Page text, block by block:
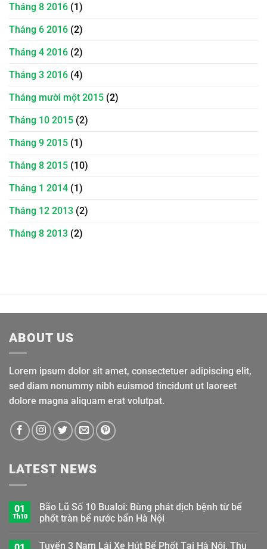
Tháng 8 2016 (1)
Tháng 6 2016 (2)
Tháng 4 2016 (2)
Tháng 3 2016 (4)
Tháng mười một 2015 (2)
Tháng 10 2015 (2)
Tháng 9 2015 (1)
Tháng 8 2015 (10)
Tháng 1 2014 (1)
Tháng 12 2013 (2)
Tháng 8 2013 (2)
ABOUT US
Lorem ipsum dolor sit amet, consectetuer adipiscing elit,
sed diam nonummy nibh euismod tincidunt ut laoreet
dolore magna aliquam erat volutpat.
LATEST NEWS
01
Th10
Bão Lũ Số 10 Bualoi: Bùng phát dịch bệnh từ bể
phốt tràn bể nước bẩn Hà Nội
Tuyển 3 Nam Lái Xe Hút Bể Phốt Tại Hà Nội, Thu